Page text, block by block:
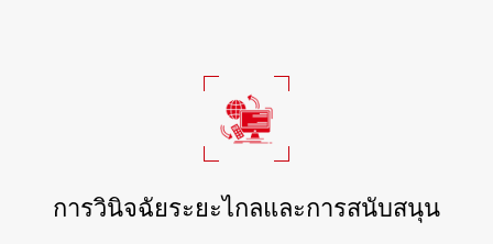
การวินิจฉัยระยะไกลและการสนับสนุน